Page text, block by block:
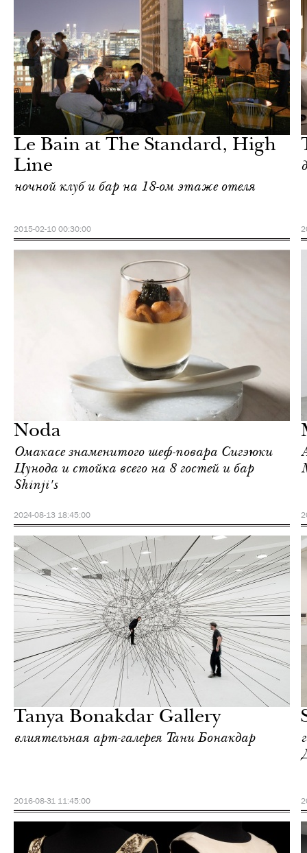
Le Bain at The Standard, High
Line
ночной клуб и бар на 18-ом этаже отеля
2015-02-10 00:30:00
Йорк
Noda
Омакасе знаменитого шеф-повара Сигэюки
Цунода и стойка всего на 8 гостей и бар
Shinji's
2024-08-13 18:45:00
Tanya Bonakdar Gallery
влиятельная арт-галерея Тани Бонакдар
2016-08-31 11:45:00
Йорк